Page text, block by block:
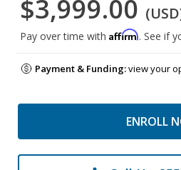
$3,999.00
Pay over time with Affirm. See if
Payment & Funding:view your
ENROLL